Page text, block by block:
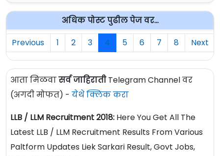
अधिक पोस्ट पुढील पेज वर...
Previous
1 2 3 4 5 6 7 8 Next
आता मिळवासर्व जाहिरातीTelegram Channel वर
(अगदी मोफत) - येथे क्लिक करा
LLB / LLM Recruitment 2018: Here You Get All The
Latest LLB / LLM Recruitment Results From Various
Paltform Updates Liek Sarkari Result, Govt Jobs,